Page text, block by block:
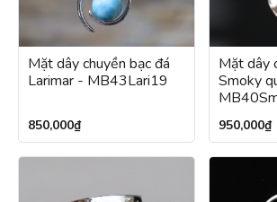
Mặt dây chuyền bạc đá
Larimar - MB43Lari19
850,000₫
Mặt dây
Smoky
950,000₫